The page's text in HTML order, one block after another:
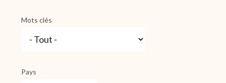
Mots clés
Pays